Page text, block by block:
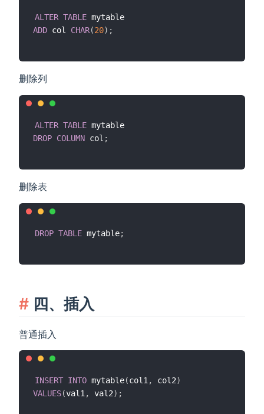
ALTER TABLE
ADD col CHAR(20) ;
删除列
ALTER TABLE
DROP COLUMN col ;
删除表
DROP TABLE mytable;
四、插入
普通插入
INSERT INTO mytable(col1, col2)
VALUES(val1, val2) ;